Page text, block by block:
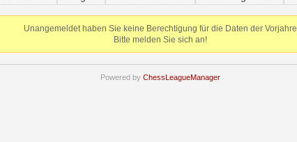
Unangemeldet haben Sie keine Berechtigung für die Daten der Vorjahre
Bitte melden Sie sich an!
Powered by ChessLeagueManager